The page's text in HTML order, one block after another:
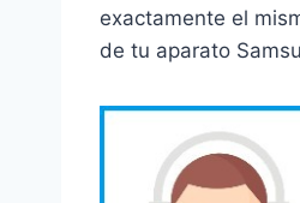
exactamente el
de tu aparato